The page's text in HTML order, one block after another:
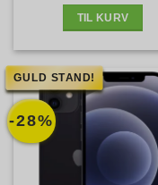
TIL KURV
-28%
GULD STAND!